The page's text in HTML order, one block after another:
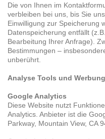
Die von Ihnen im
verbleiben bei uns, bis Sie
Einwilligung zur Speicherung
Datenspeicherung entfällt
Bearbeitung Ihrer Anfrage).
Bestimmungen –
unberührt.
Analyse Tools und Werbung
Google Analytics
Diese Website nutzt
Analytics. Anbieter ist die
Parkway, Mountain View, CA